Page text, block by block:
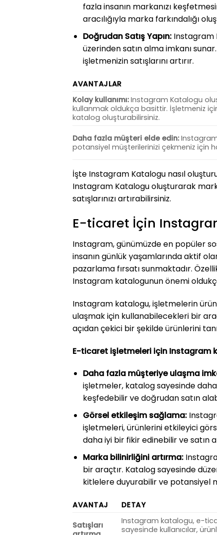
fazla insanın markanızı
aracılığıyla marka farkındalığı
Doğrudan Satış Yapın:Instagram
üzerinden satın alma imkanı
işletmenizin satışlarını artırır.
AVANTAJLAR
Kolay kullanımı:Instagram Katalogu
kullanmak oldukça basittir. İşletmeniz için
katalog oluşturabilirsiniz.
Daha fazla müşteri elde edin:
potansiyel müşterilerinizi çekmeniz için
İşte Instagram Katalogu nasıl
Instagram Katalogu oluşturarak
satışlarınızı artırabilirsiniz.
E-ticaret İçin
Instagram, günümüzde en popüler
insanın günlük yaşamlarında aktif
pazarlama fırsatı sunmaktadır.
Instagram katalogunun önemi
Instagram katalogu, işletmelerin
ulaşmak için kullanabilecekleri bir
açıdan çekici bir şekilde ürünlerini
E-ticaret işletmeleri için Instagram
Daha fazla müşteriye ulaşma
işletmeler, katalog sayesinde
keşfedebilir ve doğrudan satın
Görsel etkileşim sağlama:
işletmeleri, ürünlerini etkileyici
daha iyi bir fikir edinebilir ve satın
Marka bilinirliğini artırma:
bir araçtır. Katalog sayesinde
kitlelere duyurabilir ve potansiyel
AVANTAJ DETAY
Satışları
Instagram katalogu, e-
sayesinde kullanıcılar,